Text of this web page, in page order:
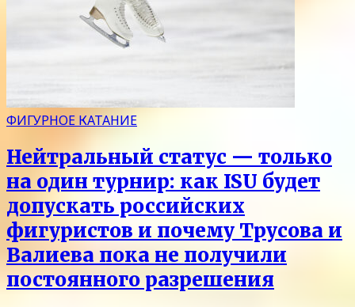
ФИГУРНОЕ КАТАНИЕ
Нейтральный статус — только
на один турнир: как ISU будет
допускать российских
фигуристов и почему Трусова и
Валиева пока не получили
постоянного разрешения